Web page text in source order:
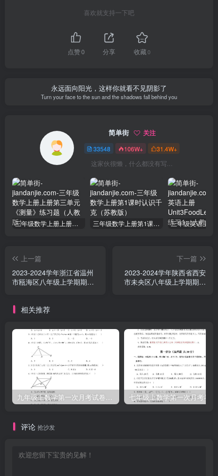
喜欢就支持一下吧
点赞0 分享 收藏0
永远面向阳光，这样你就看不见阴影了
Turn your face to the sun and the shadows fall behind you
简单街 关注
33548 106W+ 31.4W+
这家伙很懒，什么都没有写...
三年级数学上册上册第三单元《测量》练习题（人教版） 三年级数学上册第1课时认识千克（苏教版）
上一篇
2023-2024学年浙江省温州
市瓯海区八年级上学期期中
下一篇
2023-2024学年陕西省西安
市未央区八年级上学期期中
相关推荐
九年级上数学第一次月考试卷3（北师大版） 七年级上数学第一次月考卷1
评论 抢沙发